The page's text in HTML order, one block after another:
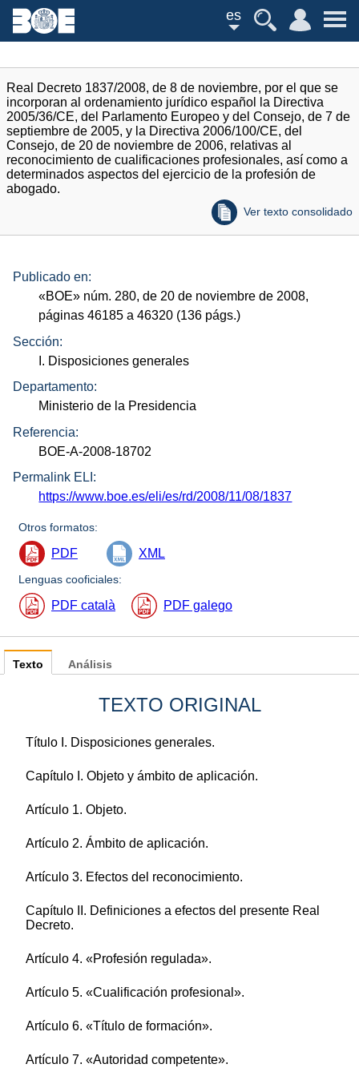
es
Real Decreto 1837/2008, de 8 de noviembre, por el que se
incorporan al ordenamiento jurídico español la Directiva
2005/36/CE, del Parlamento Europeo y del Consejo, de 7 de
septiembre de 2005, y la Directiva 2006/100/CE, del
Consejo, de 20 de noviembre de 2006, relativas al
reconocimiento de cualificaciones profesionales, así como a
determinados aspectos del ejercicio de la profesión de
abogado.
Ver texto consolidado
Publicado en:
«BOE» núm. 280, de 20 de noviembre de 2008,
páginas 46185 a 46320 (136 págs.)
Sección:
I. Disposiciones generales
Departamento:
Ministerio de la Presidencia
Referencia:
BOE-A-2008-18702
Permalink ELI:
https://www.boe.es/eli/es/rd/2008/11/08/1837
Otros formatos:
PDF XML
Lenguas cooficiales:
PDF català PDF galego
Texto
TEXTO ORIGINAL
Título I. Disposiciones generales.
Capítulo I. Objeto y ámbito de aplicación.
Artículo 1. Objeto.
Artículo 2. Ámbito de aplicación.
Artículo 3. Efectos del reconocimiento.
Capítulo II. Definiciones a efectos del presente Real
Decreto.
Artículo 4. «Profesión regulada».
Artículo 5. «Cualificación profesional».
Artículo 6. «Título de formación».
Artículo 7. «Autoridad competente».
Análisis